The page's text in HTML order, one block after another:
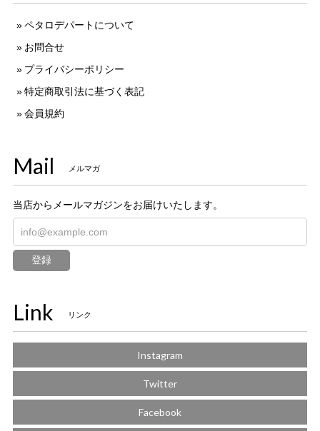
ペタロデパートについて
お問合せ
プライバシーポリシー
特定商取引法に基づく表記
会員規約
Mail メルマガ
当店からメールマガジンをお届けいたします。
登録
Link リンク
Instagram
Twitter
Facebook